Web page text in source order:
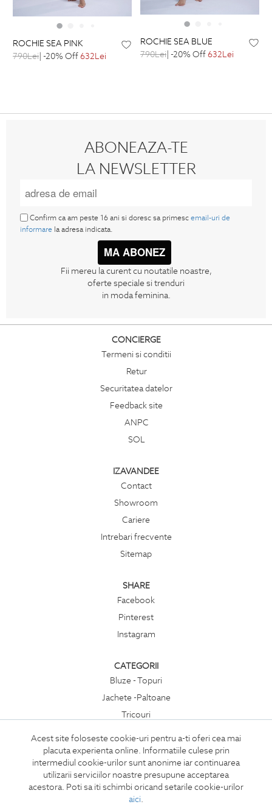
Acest site foloseste cookie-uri pentru a-ti oferi cea mai
placuta experienta online. Informatiile culese prin
intermediul cookie-urilor sunt anonime iar continuarea
utilizarii serviciilor noastre presupune acceptarea
acestora. Poti sa iti schimbi oricand setarile cookie-urilor
aici.
ROCHIE SEA PINK
790Lei| -20% Off632Lei
ROCHIE SEA BLUE
790Lei| -20% Off632Lei
ABONEAZA-TE
LA NEWSLETTER
Confirm ca am peste 16 ani si doresc sa primesc email-uri de
informare la adresa indicata.
MA ABONEZ
Fii mereu la curent cu noutatile noastre,
oferte speciale si trenduri
in moda feminina.
CONCIERGE
Termeni si conditii
Retur
Securitatea datelor
Feedback site
ANPC
SOL
IZAVANDEE
Contact
Showroom
Cariere
Intrebari frecvente
Sitemap
SHARE
Facebook
Pinterest
Instagram
CATEGORII
Bluze - Topuri
Jachete -Paltoane
Tricouri
Compleuri
Pantaloni
Accesorii